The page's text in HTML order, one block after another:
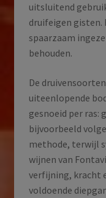
uitsluitend
druifeigen gisten.
spaarzaam
behouden.
De
uiteenlopende
gesnoeid per ras:
bijvoorbeeld
methode, terwijl
wijnen van
verfijning, kracht
voldoende